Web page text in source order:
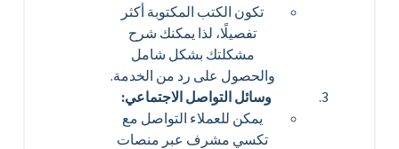
تكون الكتب المكتوبة أكثر
تفصيلًا، لذا يمكنك شرح
مشكلتك بشكل شامل
والحصول على رد من الخدمة.
وسائل التواصل الاجتماعي:
يمكن للعملاء التواصل مع
تكسي مشرف عبر منصات